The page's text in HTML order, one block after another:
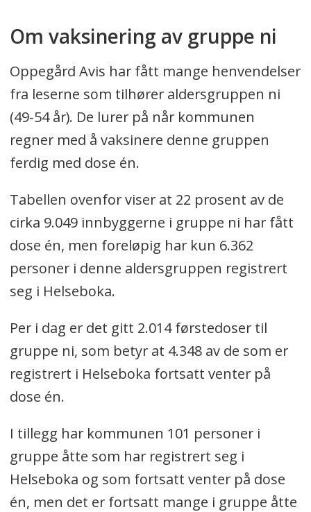
Om vaksinering av gruppe ni
Oppegård Avis har fått mange henvendelser
fra leserne som tilhører aldersgruppen ni
(49-54 år). De lurer på når kommunen
regner med å vaksinere denne gruppen
ferdig med dose én.
Tabellen ovenfor viser at 22 prosent av de
cirka 9.049 innbyggerne i gruppe ni har fått
dose én, men foreløpig har kun 6.362
personer i denne aldersgruppen registrert
seg i Helseboka.
Per i dag er det gitt 2.014 førstedoser til
gruppe ni, som betyr at 4.348 av de som er
registrert i Helseboka fortsatt venter på
dose én.
I tillegg har kommunen 101 personer i
gruppe åtte som har registrert seg i
Helseboka og som fortsatt venter på dose
én, men det er fortsatt mange i gruppe åtte